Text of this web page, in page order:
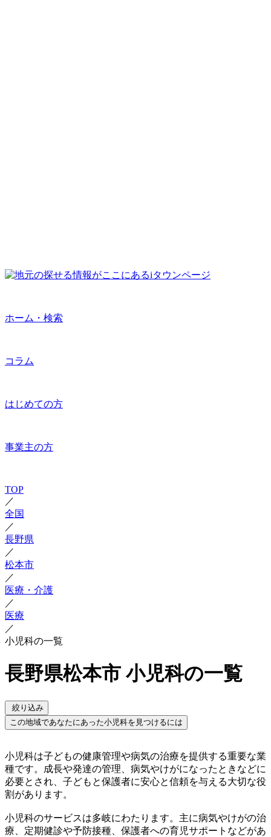
ホーム・検索
コラム
はじめての方
事業主の方
TOP
／
全国
／
長野県
／
松本市
／
医療・介護
／
医療
／
小児科の一覧
長野県松本市 小児科の一覧
絞り込み
この地域であなたにあった小児科を見つけるには
小児科は子どもの健康管理や病気の治療を提供する重要な業
種です。成長や発達の管理、病気やけがになったときなどに
必要とされ、子どもと保護者に安心と信頼を与える大切な役
割があります。
小児科のサービスは多岐にわたります。主に病気やけがの治
療、定期健診や予防接種、保護者への育児サポートなどがあ